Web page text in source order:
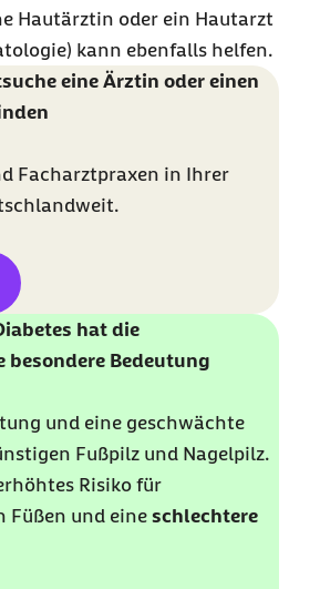
Hautärztin oder ein Hautarzt
kann ebenfalls helfen.
eine Ärztin oder einen
Facharztpraxen in Ihrer
hat die
besondere Bedeutung
und eine geschwächte
Fußpilz und Nagelpilz.
Risiko für
Füßen und eine schlechtere